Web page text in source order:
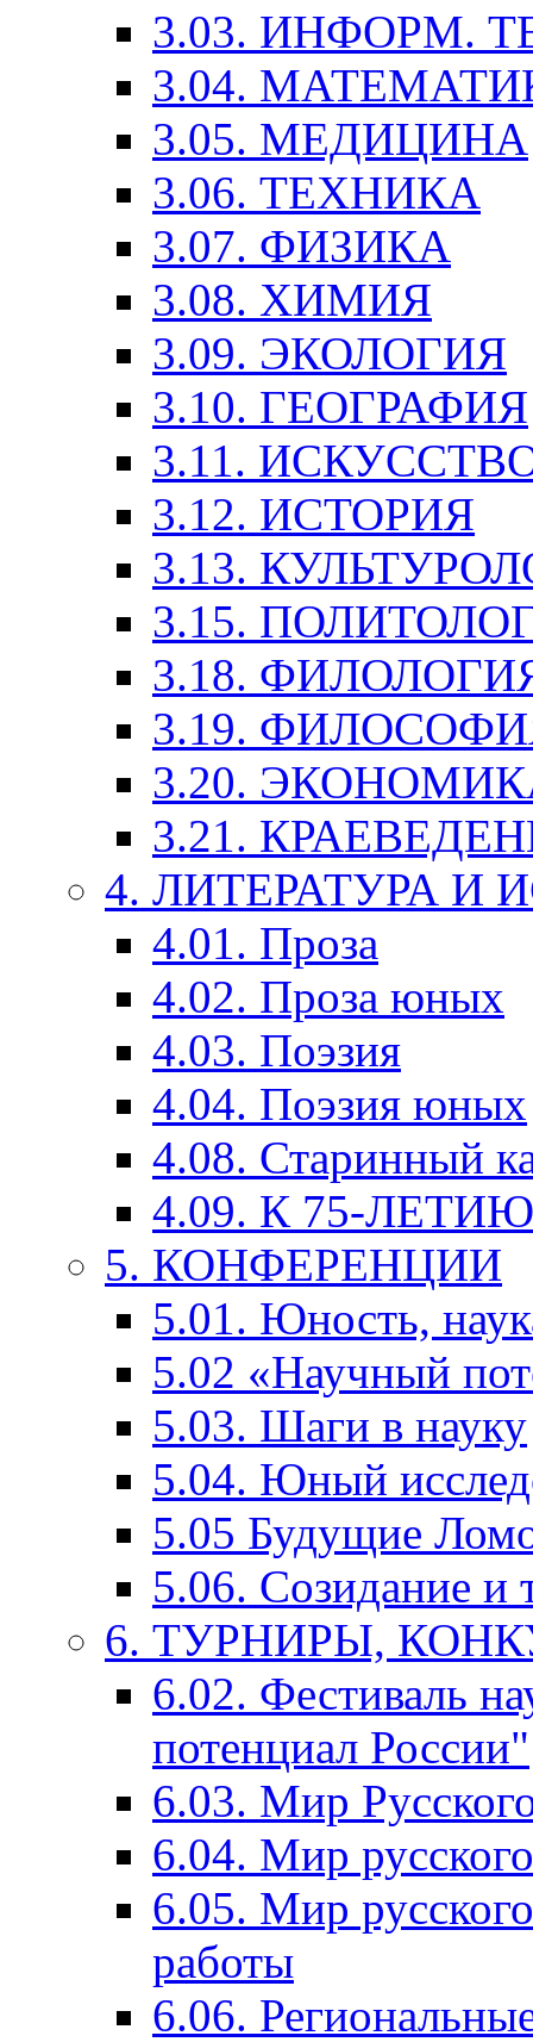
3.03. ИНФОРМ.
3.04.
3.05. МЕДИЦИНА
3.06. ТЕХНИКА
3.07. ФИЗИКА
3.08. ХИМИЯ
3.09. ЭКОЛОГИЯ
3.10. ГЕОГРАФИЯ
3.11.
3.12. ИСТОРИЯ
3.13.
3.15.
3.18.
3.19.
3.20.
3.21.
4. ЛИТЕРАТУРА И
4.01. Проза
4.02. Проза юных
4.03. Поэзия
4.04. Поэзия юных
4.08. Старинный
4.09. К 75-
5. КОНФЕРЕНЦИИ
5.01. Юность,
5.02 «Научный
5.03. Шаги в науку
5.04. Юный
5.05 Будущие
5.06. Созидание и
6. ТУРНИРЫ,
6.02. Фестиваль
потенциал России"
6.03. Мир
6.04. Мир
6.05. Мир
работы
6.06.